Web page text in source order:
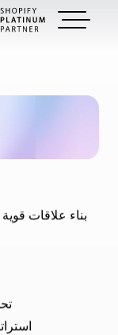
بناء